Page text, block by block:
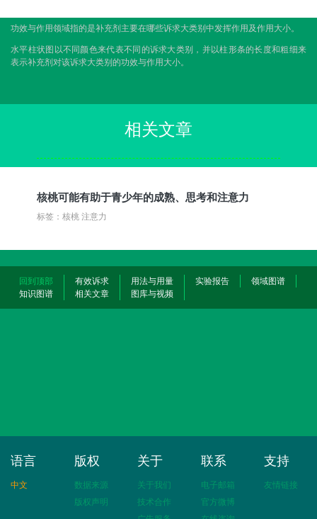
功效与作用领域指的是补充剂主要在哪些诉求大类别中发挥作用及作用大小。
水平柱状图以不同颜色来代表不同的诉求大类别，并以柱形条的长度和粗细来
表示补充剂对该诉求大类别的功效与作用大小。
相关文章
核桃可能有助于青少年的成熟、思考和注意力
标签：核桃 注意力
回到顶部 有效诉求 用法与用量 实验报告
领域图谱
知识图谱
相关文章 图库与视频
语言
中文
版权
数据来源
版权声明
关于
关于我们
技术合作
联系
电子邮箱
官方微博
支持
友情链接